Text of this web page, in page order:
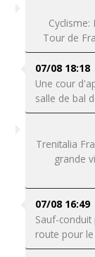
Tour de
07/08 18:18
Une cour
salle de bal
Trenitalia
grande
07/08 16:49
Sauf-
route pour